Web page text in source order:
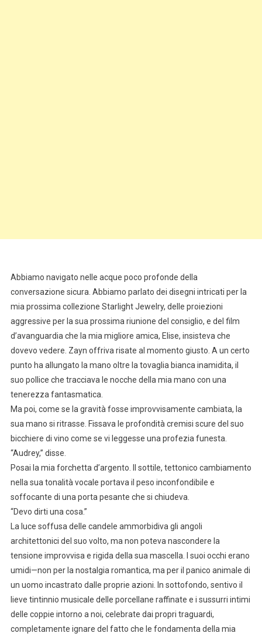
Abbiamo navigato nelle acque poco profonde della
conversazione sicura. Abbiamo parlato dei disegni intricati per la
mia prossima collezione Starlight Jewelry, delle proiezioni
aggressive per la sua prossima riunione del consiglio, e del film
d’avanguardia che la mia migliore amica, Elise, insisteva che
dovevo vedere. Zayn offriva risate al momento giusto. A un certo
punto ha allungato la mano oltre la tovaglia bianca inamidita, il
suo pollice che tracciava le nocche della mia mano con una
tenerezza fantasmatica.
Ma poi, come se la gravità fosse improvvisamente cambiata, la
sua mano si ritrasse. Fissava le profondità cremisi scure del suo
bicchiere di vino come se vi leggesse una profezia funesta.
“Audrey,” disse.
Posai la mia forchetta d’argento. Il sottile, tettonico cambiamento
nella sua tonalità vocale portava il peso inconfondibile e
soffocante di una porta pesante che si chiudeva.
“Devo dirti una cosa.”
La luce soffusa delle candele ammorbidiva gli angoli
architettonici del suo volto, ma non poteva nascondere la
tensione improvvisa e rigida della sua mascella. I suoi occhi erano
umidi—non per la nostalgia romantica, ma per il panico animale di
un uomo incastrato dalle proprie azioni. In sottofondo, sentivo il
lieve tintinnio musicale delle porcellane raffinate e i sussurri intimi
delle coppie intorno a noi, celebrate dai propri traguardi,
completamente ignare del fatto che le fondamenta della mia